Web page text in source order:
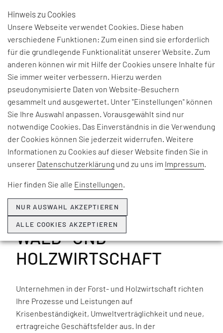
WALD- UND
HOLZWIRTSCHAFT
Unternehmen in der Forst- und Holzwirtschaft richten
Ihre Prozesse und Leistungen auf
Krisenbeständigkeit, Umweltverträglichkeit und neue,
ertragreiche Geschäftsfelder aus. In der
Hinweis zu Cookies
Unsere Webseite verwendet Cookies. Diese haben
verschiedene Funktionen: Zum einen sind sie erforderlich
für die grundlegende Funktionalität unserer Website. Zum
anderen können wir mit Hilfe der Cookies unsere Inhalte für
Sie immer weiter verbessern. Hierzu werden
pseudonymisierte Daten von Website-Besuchern
gesammelt und ausgewertet. Unter "Einstellungen" können
Sie Ihre Auswahl anpassen. Vorausgewählt sind nur
notwendige Cookies. Das Einverständnis in die Verwendung
der Cookies können Sie jederzeit widerrufen. Weitere
Informationen zu Cookies auf dieser Website finden Sie in
unserer Datenschutzerklärung und zu uns im Impressum.
Hier finden Sie alle Einstellungen.
NUR AUSWAHL AKZEPTIEREN
ALLE COOKIES AKZEPTIEREN